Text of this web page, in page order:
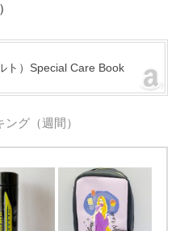
ト）Special Care Book
グ（週間）